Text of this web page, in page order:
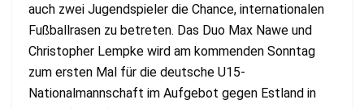
auch zwei Jugendspieler die Chance, internationalen
Fußballrasen zu betreten. Das Duo Max Nawe und
Christopher Lempke wird am kommenden Sonntag
zum ersten Mal für die deutsche U15-
Nationalmannschaft im Aufgebot gegen Estland in